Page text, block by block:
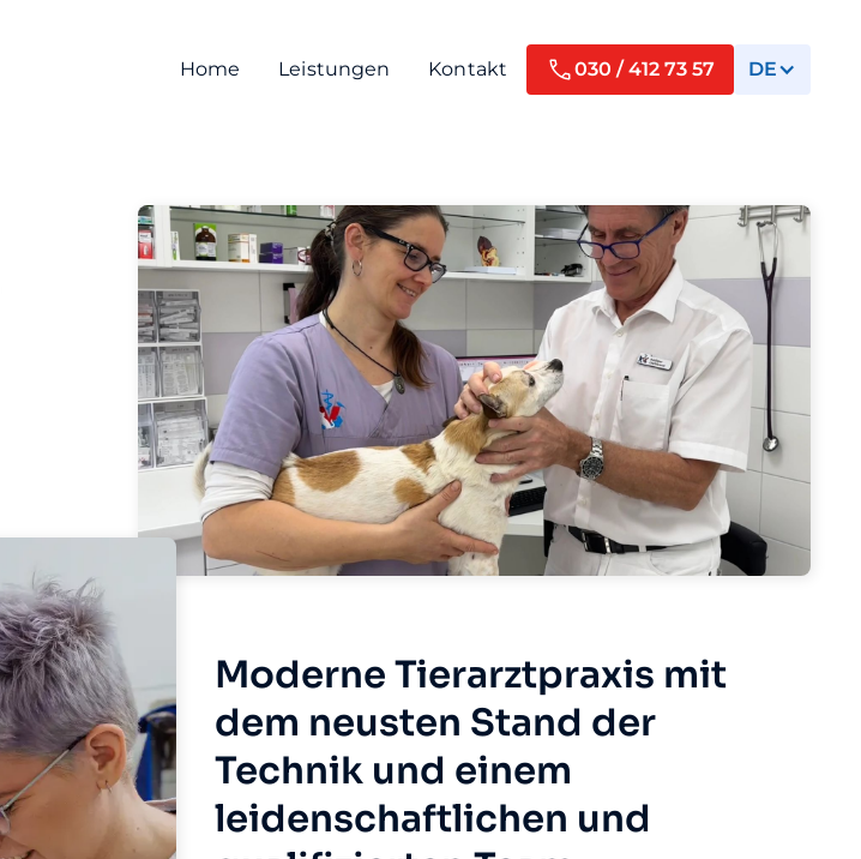
Home Leistungen Kontakt 030 / 412 73 57 DE
Moderne Tierarztpraxis mit
dem neusten Stand der
Technik und einem
leidenschaftlichen und